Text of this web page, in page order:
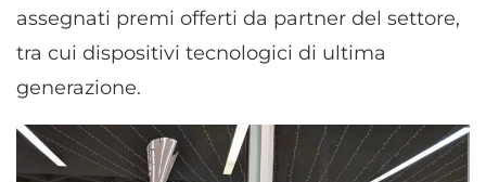
assegnati premi offerti da partner del settore,
tra cui dispositivi tecnologici di ultima
generazione.